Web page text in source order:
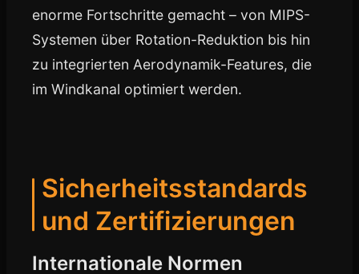
enorme Fortschritte gemacht – von MIPS-
Systemen über Rotation-Reduktion bis hin
zu integrierten Aerodynamik-Features, die
im Windkanal optimiert werden.
Sicherheitsstandards
und Zertifizierungen
Internationale Normen